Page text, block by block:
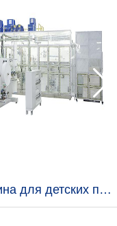
UNK800-Высокоскоростная машина для детских подгузников